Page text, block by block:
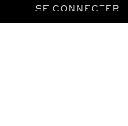
SE CONNECTER